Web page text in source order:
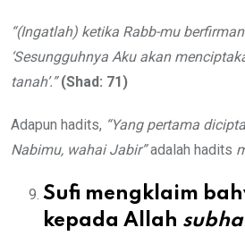
“(Ingatlah) ketika Rabb-mu
‘Sesungguhnya Aku akan
tanah’.” (Shad: 71)
Adapun hadits, “Yang pertama
Nabimu, wahai Jabir”adalah hadits
Sufi mengklaim
kepada Allah